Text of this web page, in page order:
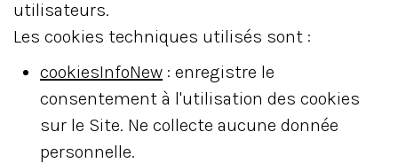
utilisateurs.
Les cookies techniques utilisés sont :
cookiesInfoNew : enregistre le
consentement à l'utilisation des cookies
sur le Site. Ne collecte aucune donnée
personnelle.